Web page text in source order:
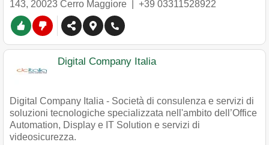
143, 20023 Cerro Maggiore +39 03311528922
Digital Company Italia
Digital Company Italia - Società di consulenza e servizi di
soluzioni tecnologiche specializzata nell'ambito dell’Office
Automation, Display e IT Solution e servizi di
videosicurezza.